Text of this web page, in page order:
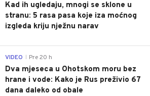
Kad ih ugledaju, mnogi se sklone u
stranu: 5 rasa pasa koje iza moćnog
izgleda kriju nježnu narav
VIDEO Pre 20 h
Dva mjeseca u Ohotskom moru bez
hrane i vode: Kako je Rus preživio 67
dana daleko od obale